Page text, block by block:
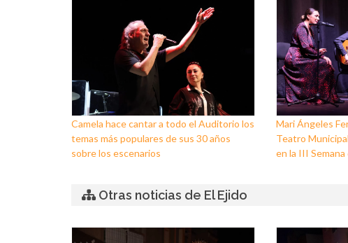
Camela hace cantar a todo el Auditorio los
temas más populares de sus 30 años
sobre los escenarios
Mari Ángeles
Teatro
en la III Semana
Otras noticias de El Ejido